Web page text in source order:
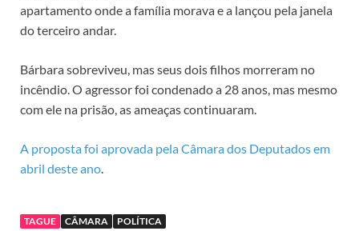
apartamento onde a família morava e a lançou pela janela
do terceiro andar.
Bárbara sobreviveu, mas seus dois filhos morreram no
incêndio. O agressor foi condenado a 28 anos, mas mesmo
com ele na prisão, as ameaças continuaram.
A proposta foi aprovada pela Câmara dos Deputados em
abril deste ano.
TAGUE CÂMARA POLÍTICA